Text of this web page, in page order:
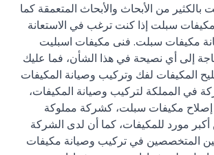
بالكثير من الأبحاث والأبحاث المتعمقة كما
سبلت إذا كنت ترغب في الاستعانة
مكيفات سبلت. فنى مكيفات اسبليت
إلى أي نصيحة في هذا الشأن، فما عليك
المكيفات لفك وتركيب وصيانة المكيفات
في المملكة لتركيب وصيانة المكيفات،
إصلاح مكيفات سبلت، كشركة مملوكة
مورد للمكيفات، كما أن لدى الشركة
المتخصصين في تركيب وصيانة مكيفات